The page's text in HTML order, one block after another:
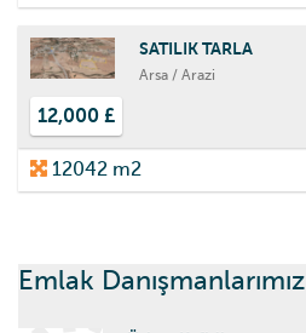
SATILIK TARLA
Arsa / Arazi
12,000 £
12042 m2
Emlak Danışmanlarımız